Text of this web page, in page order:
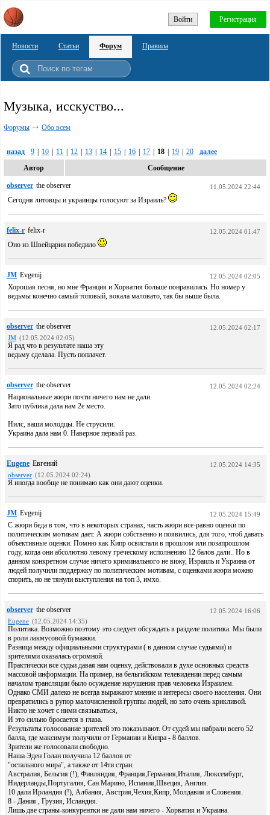
Войти Регистрация
Новости Статьи Форум Правила
Музыка, исскуство...
Форумы Обо всем
назад 9 10 11 12 13 14 15 16 17 18 19 20
далее
Автор
Сообщение
observer the observer 11.05.2024 22:44
Сегодня литовцы и украинцы голосуют за Израиль?
felix-r felix-r 12.05.2024 01:47
Оно из Швейцарии победило
JM Evgenij 12.05.2024 02:05
Хорошая песня, но мне Франция и Хорватия больше понравились. Но номер у
ведьмы конечно самый топовый, вокала маловато, так бы выше была.
observer the observer
12.05.2024 02:17
JM (12.05.2024 02:05)
Я рад что в результате наша эту
ведьму сделала. Пусть поплачет.
observer the observer 12.05.2024 02:24
Национальные жюри почти ничего нам не дали.
Зато публика дала нам 2е место.
Нилс, ваши молодцы. Не струсили.
Украина дала нам 0. Наверное первый раз.
Eugene Евгений
12.05.2024 14:35
observer (12.05.2024 02:24)
Я иногда вообще не понимаю как они дают оценки.
JM Evgenij 12.05.2024 15:49
С жюри беда в том, что в некоторых странах, часть жюри все-равно оценки по
политическим мотивам дает. А жюри собственно и появились, для того, чтоб давать
объективные оценки. Помню как Кипр освистали в прошлом или позапрошлом
году, когда они абсолютно левому греческому исполнению 12 балов дали.. Но в
данном конкретном случае ничего криминального не вижу, Израиль и Украина от
людей получили поддержку по политическим мотивам, с оценками жюри можно
спорить, но не тянули выступления на топ 3, имхо.
observer the observer
12.05.2024 16:06
Eugene (12.05.2024 14:35)
Политика. Возможно поэтому это следует обсуждать в разделе политика. Мы были
в роли лакмусовой бумажки.
Разница между официальными структурами ( в данном случае судьями) и
зрителями оказалась огромной.
Практически все судьи давая нам оценку, действовали в духе основных средств
массовой информации. На пример, на бельгийском телевидении перед самым
началом трансляции было осуждение нарушения прав человека Израилем.
Однако СМИ далеко не всегда выражают мнение и интересы своего населения. Они
превратились в рупор малочисленной группы людей, но зато очень крикливой.
Никто не хочет с ними связываться,
И это сильно бросается в глаза.
Результаты голосование зрителей это показывают. От судей мы набрали всего 52
балла, где максимум получили от Германии и Кипра - 8 баллов.
Зрители же голосовали свободно.
Наша Эден Голан получила 12 баллов от
"остального мира", а также от 14ти стран:
Австралия, Бельгия (!), Финляндия, Франция,Германия,Италия, Люксембург,
Нидерланды,Португалия, Сан Марино, Испания,Швеция, Англия.
10 дали Ирландия (!), Албания, Австрия,Чехия,Кипр, Молдавия и Словения.
8 - Дания , Грузия, Исландия.
Лишь две страны-конкурентки не дали нам ничего - Хорватия и Украина.